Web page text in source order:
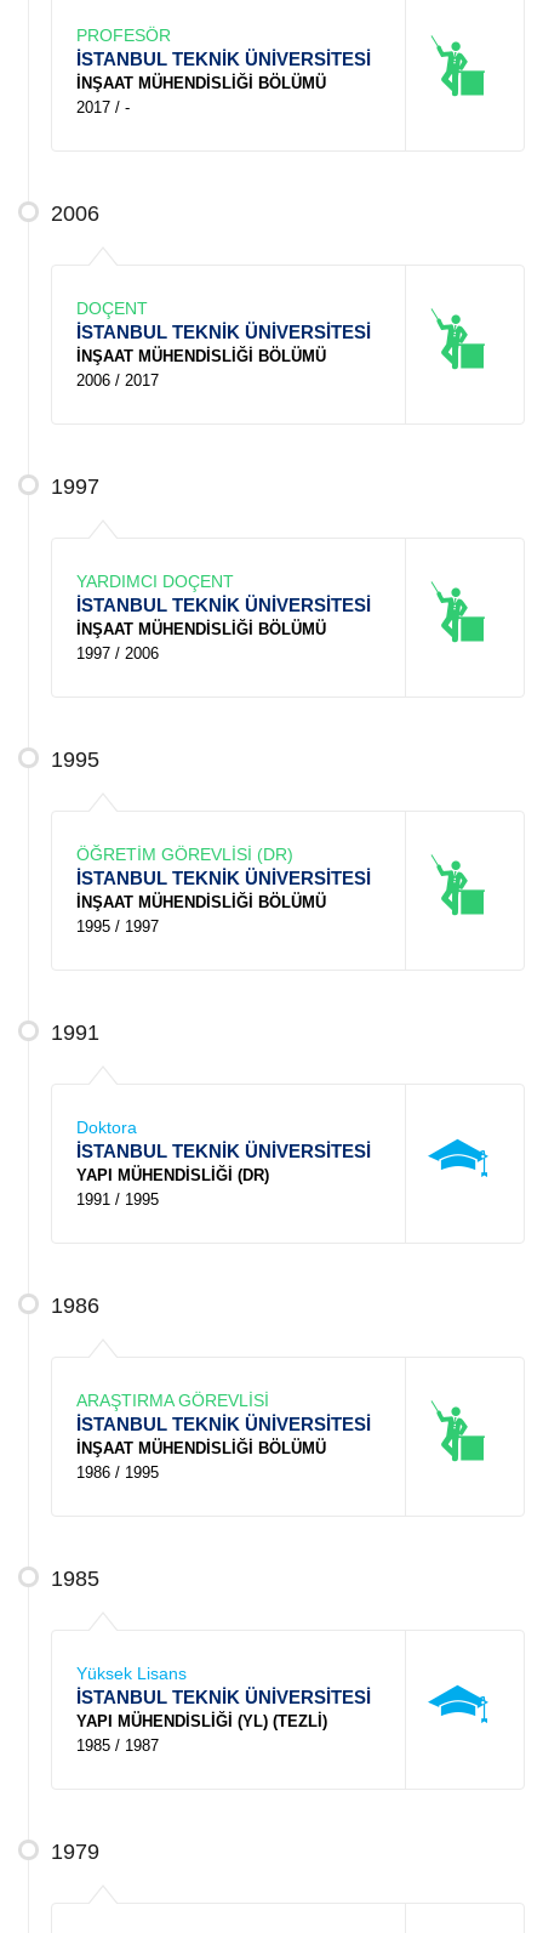
PROFESÖR
İSTANBUL TEKNİK ÜNİVERSİTESİ
İNŞAAT MÜHENDİSLİĞİ BÖLÜMÜ
2017 / -
2006
DOÇENT
İSTANBUL TEKNİK ÜNİVERSİTESİ
İNŞAAT MÜHENDİSLİĞİ BÖLÜMÜ
2006 / 2017
1997
YARDIMCI DOÇENT
İSTANBUL TEKNİK ÜNİVERSİTESİ
İNŞAAT MÜHENDİSLİĞİ BÖLÜMÜ
1997 / 2006
1995
ÖĞRETİM GÖREVLİSİ (DR)
İSTANBUL TEKNİK ÜNİVERSİTESİ
İNŞAAT MÜHENDİSLİĞİ BÖLÜMÜ
1995 / 1997
1991
Doktora
İSTANBUL TEKNİK ÜNİVERSİTESİ
YAPI MÜHENDİSLİĞİ (DR)
1991 / 1995
1986
ARAŞTIRMA GÖREVLİSİ
İSTANBUL TEKNİK ÜNİVERSİTESİ
İNŞAAT MÜHENDİSLİĞİ BÖLÜMÜ
1986 / 1995
1985
Yüksek Lisans
İSTANBUL TEKNİK ÜNİVERSİTESİ
YAPI MÜHENDİSLİĞİ (YL) (TEZLİ)
1985 / 1987
1979